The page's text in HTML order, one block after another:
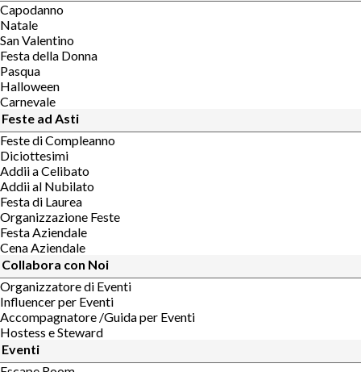
Capodanno
Natale
San Valentino
Festa della Donna
Pasqua
Halloween
Carnevale
Feste ad Asti
Feste di Compleanno
Diciottesimi
Addii a Celibato
Addii al Nubilato
Festa di Laurea
Organizzazione Feste
Festa Aziendale
Cena Aziendale
Collabora con Noi
Organizzatore di Eventi
Influencer per Eventi
Accompagnatore /Guida per Eventi
Hostess e Steward
Eventi